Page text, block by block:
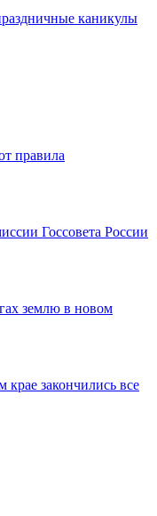
каникулы
правила
Госсовета России
землю в новом
закончились все